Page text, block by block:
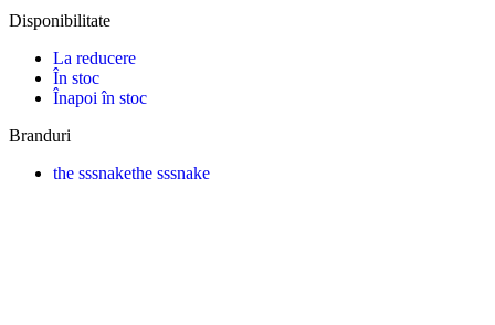
Disponibilitate
La reducere
În stoc
Înapoi în stoc
Branduri
the sssnakethe sssnake